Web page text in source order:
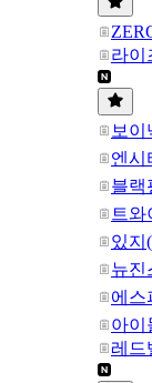
라이
보
엔시
블랙
트
있지
뉴진
에스
아이
레드